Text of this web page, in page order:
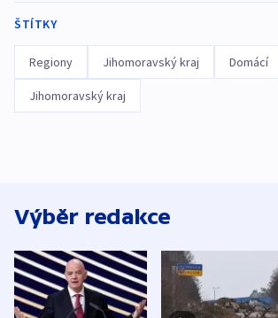
ŠTÍTKY
Regiony Jihomoravský kraj Domácí
Jihomoravský kraj
Výběr redakce